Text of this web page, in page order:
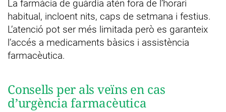
La farmàcia de guàrdia atén fora de l’horari
habitual, incloent nits, caps de setmana i festius.
L’atenció pot ser més limitada però es garanteix
l’accés a medicaments bàsics i assistència
farmacèutica.
Consells per als veïns en cas
d’urgència farmacèutica